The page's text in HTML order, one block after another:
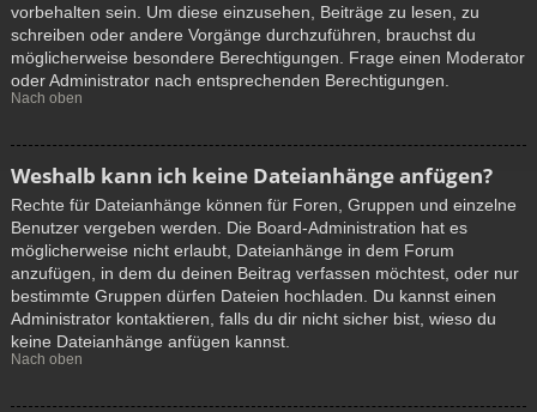
vorbehalten sein. Um diese einzusehen, Beiträge zu lesen, zu
schreiben oder andere Vorgänge durchzuführen, brauchst du
möglicherweise besondere Berechtigungen. Frage einen Moderator
oder Administrator nach entsprechenden Berechtigungen.
Nach oben
Weshalb kann ich keine Dateianhänge anfügen?
Rechte für Dateianhänge können für Foren, Gruppen und einzelne
Benutzer vergeben werden. Die Board-Administration hat es
möglicherweise nicht erlaubt, Dateianhänge in dem Forum
anzufügen, in dem du deinen Beitrag verfassen möchtest, oder nur
bestimmte Gruppen dürfen Dateien hochladen. Du kannst einen
Administrator kontaktieren, falls du dir nicht sicher bist, wieso du
keine Dateianhänge anfügen kannst.
Nach oben